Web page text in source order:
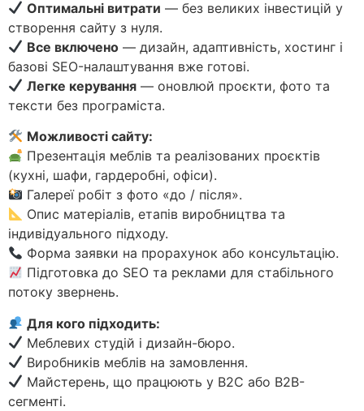
Оптимальні витрати — без великих інвестицій у
створення сайту з нуля.
Все включено — дизайн, адаптивність, хостинг і
базові SEO-налаштування вже готові.
Легке керування — оновлюй проєкти, фото та
тексти без програміста.
Можливості сайту:
Презентація меблів та реалізованих проєктів
(кухні, шафи, гардеробні, офіси).
Галереї робіт з фото «до / після».
Опис матеріалів, етапів виробництва та
індивідуального підходу.
Форма заявки на прорахунок або консультацію.
Підготовка до SEO та реклами для стабільного
потоку звернень.
Для кого підходить:
Меблевих студій і дизайн-бюро.
Виробників меблів на замовлення.
Майстерень, що працюють у B2C або B2B-
сегменті.